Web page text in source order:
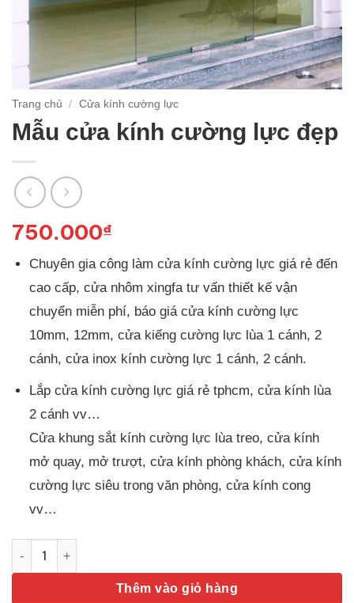
Trang chủ / Cửa kính cường lực
Mẫu cửa kính cường lực đẹp
750.000₫
Chuyên gia công làm cửa kính cường lực giá rẻ đến
cao cấp, cửa nhôm xingfa tư vấn thiết kế vận
chuyển miễn phí, báo giá cửa kính cường lực
10mm, 12mm, cửa kiếng cường lực lùa 1 cánh, 2
cánh, cửa inox kính cường lực 1 cánh, 2 cánh.
Lắp cửa kính cường lực giá rẻ tphcm, cửa kính lùa
2 cánh vv…
Cửa khung sắt kính cường lực lùa treo, cửa kính
mở quay, mở trượt, cửa kính phòng khách, cửa kính
cường lực siêu trong văn phòng, cửa kính cong
vv…
Mẫu cửa kính cường lực đẹp số lượng
Thêm vào giỏ hàng